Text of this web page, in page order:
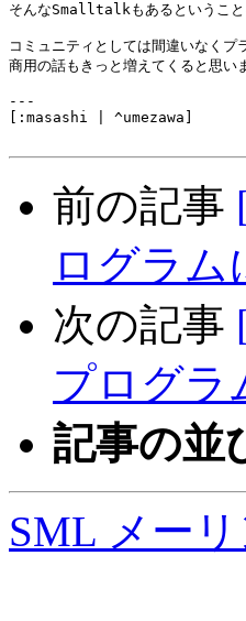
そんなSmalltalkもあるということ
コミュニティとしては間違いなく
商用の話もきっと増えてくると思い
---
[:masashi | ^umezawa]
前の記事
ログラム
次の記事
プログラ
記事の並
SML メー